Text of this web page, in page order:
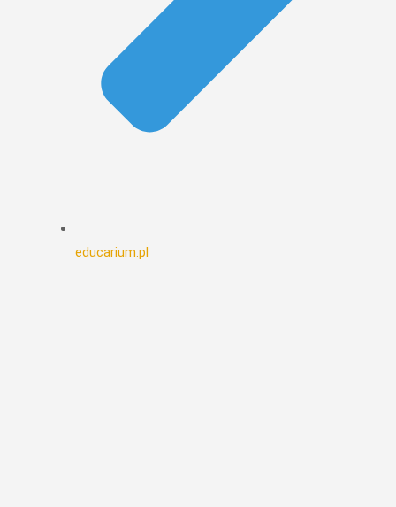
educarium.pl